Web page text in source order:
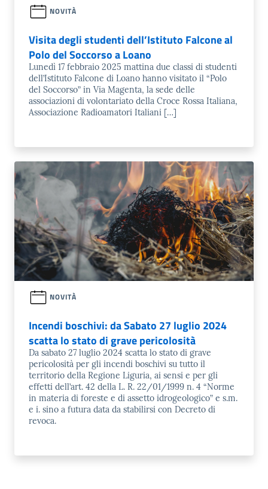
NOVITÀ
Visita degli studenti dell’Istituto Falcone al
Polo del Soccorso a Loano
Lunedì 17 febbraio 2025 mattina due classi di studenti
dell’Istituto Falcone di Loano hanno visitato il “Polo
del Soccorso” in Via Magenta, la sede delle
associazioni di volontariato della Croce Rossa Italiana,
Associazione Radioamatori Italiani […]
NOVITÀ
Incendi boschivi: da Sabato 27 luglio 2024
scatta lo stato di grave pericolosità
Da sabato 27 luglio 2024 scatta lo stato di grave
pericolosità per gli incendi boschivi su tutto il
territorio della Regione Liguria, ai sensi e per gli
effetti dell’art. 42 della L. R. 22/01/1999 n. 4 “Norme
in materia di foreste e di assetto idrogeologico” e s.m.
e i. sino a futura data da stabilirsi con Decreto di
revoca.